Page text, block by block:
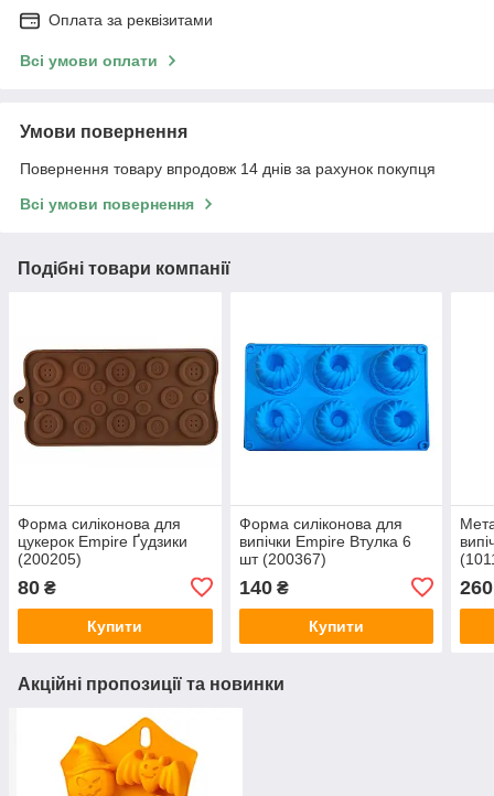
Оплата за реквізитами
Всі умови оплати
Умови повернення
Повернення товару впродовж 14 днів за рахунок покупця
Всі умови повернення
Подібні товари компанії
Форма силіконова для
цукерок Empire Ґудзики
(200205)
80 ₴
Купити
Форма силіконова для
випічки Empire Втулка 6
шт (200367)
140₴
Купити
260
Акційні пропозиції та новинки